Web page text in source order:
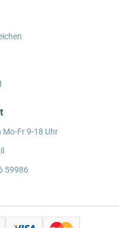
Mo-Fr 9-18 Uhr
59986